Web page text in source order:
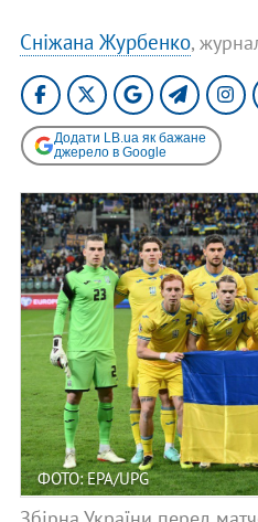
Сніжана Журбенко,
Додати LB.ua як бажане
джерело в Google
ФОТО: EPA/UPG